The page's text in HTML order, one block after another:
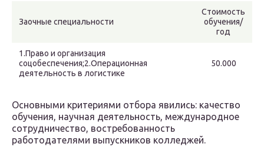
Заочные специальности
Стоимость
обучения/
год
1.Право и организация
соцобеспечения;2.Операционная
деятельность в логистике
50.000
Основными критериями отбора явились: качество
обучения, научная деятельность, международное
сотрудничество, востребованность
работодателями выпускников колледжей.